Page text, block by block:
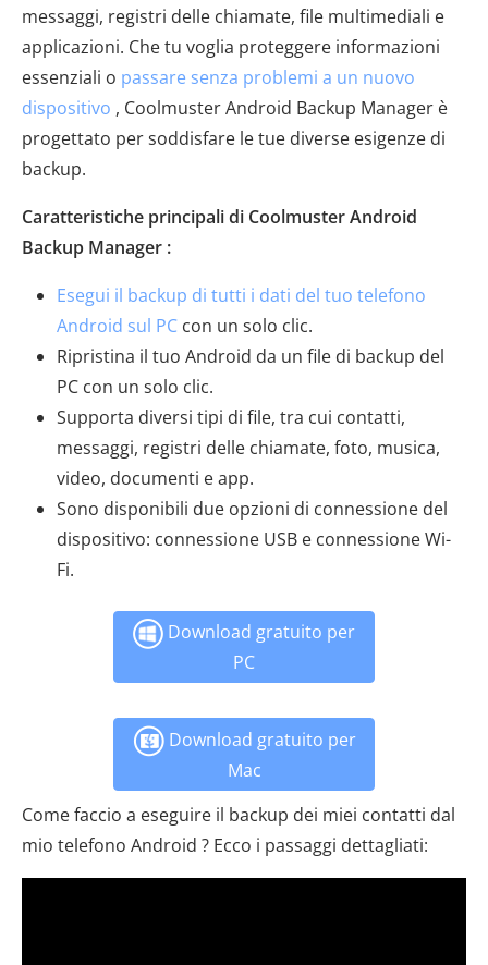
messaggi, registri delle chiamate, file multimediali e
applicazioni. Che tu voglia proteggere informazioni
essenziali o passare senza problemi a un nuovo
dispositivo , Coolmuster Android Backup Manager è
progettato per soddisfare le tue diverse esigenze di
backup.
Caratteristiche principali di Coolmuster Android
Backup Manager :
Esegui il backup di tutti i dati del tuo telefono
Android sul PC con un solo clic.
Ripristina il tuo Android da un file di backup del
PC con un solo clic.
Supporta diversi tipi di file, tra cui contatti,
messaggi, registri delle chiamate, foto, musica,
video, documenti e app.
Sono disponibili due opzioni di connessione del
dispositivo: connessione USB e connessione Wi-
Fi.
Download gratuito per
PC
Download gratuito per
Mac
Come faccio a eseguire il backup dei miei contatti dal
mio telefono Android ? Ecco i passaggi dettagliati: